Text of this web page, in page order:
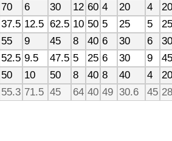
70 6 30 12 60 4 20 4
20
37.5 12.5 62.5 10 50 5 25 5
25
55 9 45 8 40 6 30 6
30
52.5 9.5 47.5 5 25 6 30 9
45
50 10 50 8 40 8 40 4
20
55.3 71.5 45 64 40 49 30.6 45